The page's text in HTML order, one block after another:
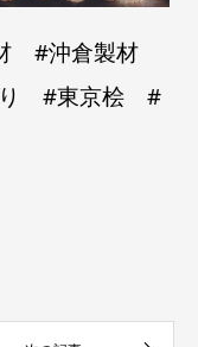
#沖倉製材
り #東京桧 #